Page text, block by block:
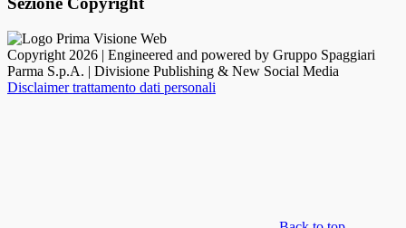
Copyright 2026 | Engineered and powered by Gruppo Spaggiari
Parma S.p.A. | Divisione Publishing & New Social Media
Disclaimer trattamento dati personali